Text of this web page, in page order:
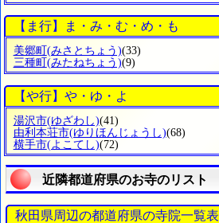
【ま行】ま・み・む・め・も
美郷町 (みさとちょう)(33)
三種町 (みたねちょう)(9)
【や行】や・ゆ・よ
湯沢市(ゆざわし)(41)
由利本荘市(ゆりほんじょうし)(68)
横手市(よこてし)(72)
近隣都道府県のお寺のリスト
秋田県周辺の都道府県の寺院一覧表